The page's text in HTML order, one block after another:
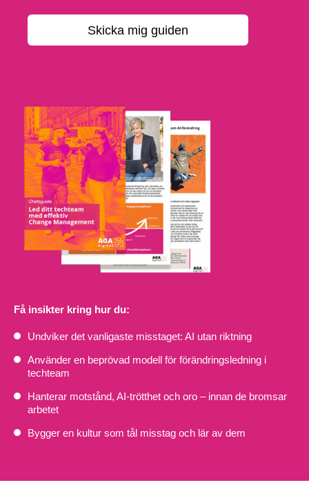
Få insikter kring hur du:
Undviker det vanligaste misstaget: AI utan riktning
Använder en beprövad modell för förändringsledning i
techteam
Hanterar motstånd, AI-trötthet och oro – innan de bromsar
arbetet
Bygger en kultur som tål misstag och lär av dem